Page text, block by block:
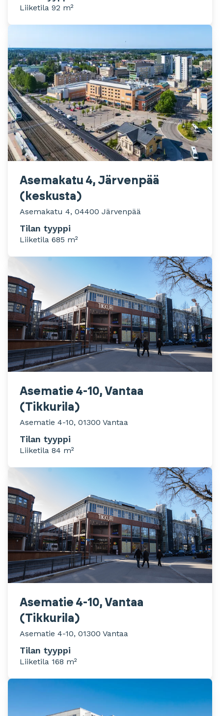
Liiketila 92 m²
Asemakatu 4, Järvenpää
(keskusta)
Asemakatu 4, 04400 Järvenpää
Tilan tyyppi
Liiketila 685 m²
Asematie 4-10, Vantaa
(Tikkurila)
Asematie 4-10, 01300 Vantaa
Tilan tyyppi
Liiketila 84 m²
Asematie 4-10, Vantaa
(Tikkurila)
Asematie 4-10, 01300 Vantaa
Tilan tyyppi
Liiketila 168 m²